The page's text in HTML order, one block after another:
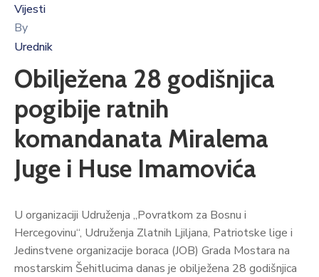
Vijesti
By
Urednik
Obilježena 28 godišnjica
pogibije ratnih
komandanata Miralema
Juge i Huse Imamovića
U organizaciji Udruženja „Povratkom za Bosnu i
Hercegovinu“, Udruženja Zlatnih Ljiljana, Patriotske lige i
Jedinstvene organizacije boraca (JOB) Grada Mostara na
mostarskim Šehitlucima danas je obilježena 28 godišnjica